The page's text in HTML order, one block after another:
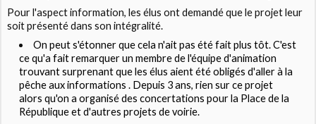
Pour l'aspect information, les élus ont demandé que le projet leur
soit présenté dans son intégralité.
On peut s'étonner que cela n'ait pas été fait plus tôt. C'est
ce qu'a fait remarquer un membre de l'équipe d'animation
trouvant surprenant que les élus aient été obligés d'aller à la
pêche aux informations . Depuis 3 ans, rien sur ce projet
alors qu'on a organisé des concertations pour la Place de la
République et d'autres projets de voirie.